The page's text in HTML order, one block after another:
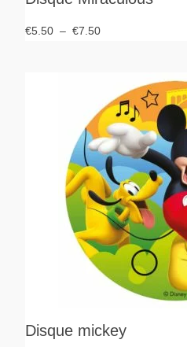
€5.50 – €7.50
Disque mickey